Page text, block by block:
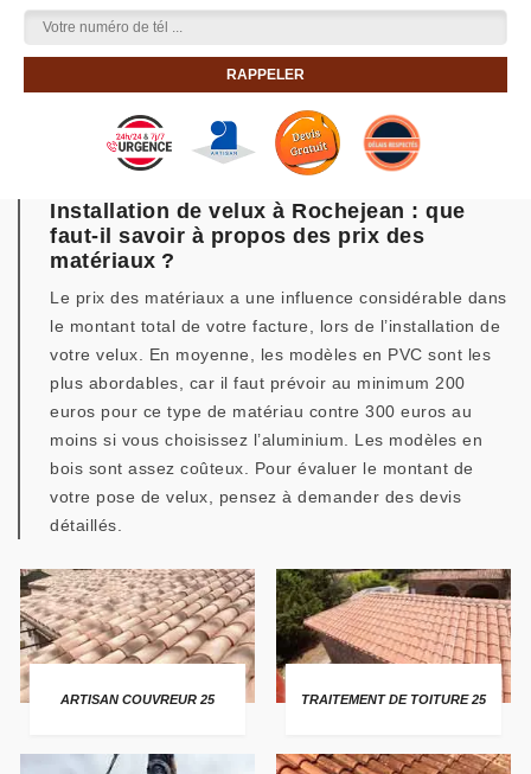
Installation de velux à Rochejean : que
faut-il savoir à propos des prix des
matériaux ?
Le prix des matériaux a une influence considérable dans
le montant total de votre facture, lors de l’installation de
votre velux. En moyenne, les modèles en PVC sont les
plus abordables, car il faut prévoir au minimum 200
euros pour ce type de matériau contre 300 euros au
moins si vous choisissez l’aluminium. Les modèles en
bois sont assez coûteux. Pour évaluer le montant de
votre pose de velux, pensez à demander des devis
détaillés.
ARTISAN COUVREUR 25 TRAITEMENT DE TOITURE 25